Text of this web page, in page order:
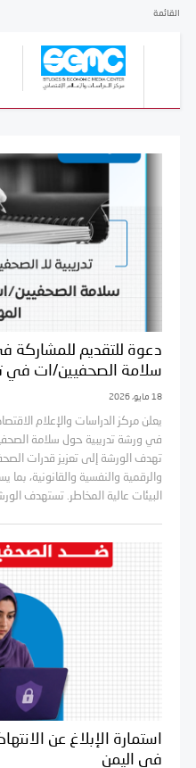
القائمة
دعوة للتقديم للمشاركة
سلامة الصحفيين/ات في
18 مايو، 2026
يعلن مركز الدراسات والإعلام
في ورشة تدريبية حول سلامة
تهدف الورشة إلى تعزيز قدرات
والرقمية والنفسية والقانونية،
البيئات عالية المخاطر. تستهدف
استمارة الإبلاغ عن
في اليمن